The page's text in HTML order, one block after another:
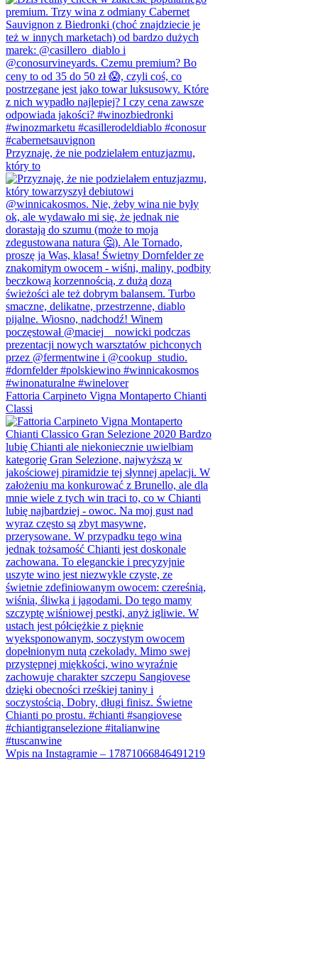
Przyznaję, że nie podzielałem entuzjazmu,
który to
Fattoria Carpineto Vigna Montaperto Chianti
Classi
Wpis na Instagramie – 17871066846491219